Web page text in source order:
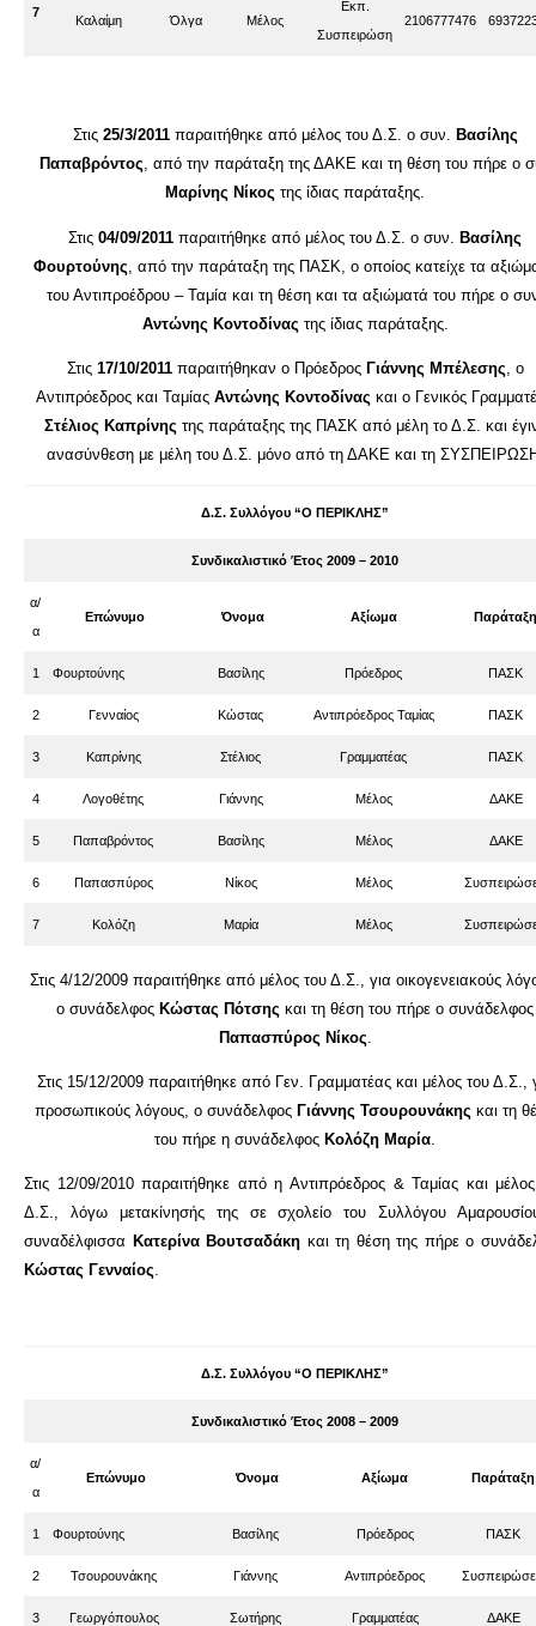
7
Καλαίμη Όλγα Μέλος
Εκπ.
Συσπειρώση
2106777476
Στις 25/3/2011παραιτήθηκε από μέλος του Δ.Σ. ο συν. Βασίλης
Παπαβρόντος, από την παράταξη της ΔΑΚΕ και τη θέση του πήρε ο
Μαρίνης Νίκος της ίδιας παράταξης.
Στις 04/09/2011 παραιτήθηκε από μέλος του Δ.Σ. ο συν. Βασίλης
Φουρτούνης , από την παράταξη της ΠΑΣΚ, ο οποίος κατείχε τα
του Αντιπροέδρου – Ταμία και τη θέση και τα αξιώματά του πήρε ο
Αντώνης Κοντοδίνας της ίδιας παράταξης.
Στις 17/10/2011παραιτήθηκαν ο Πρόεδρος Γιάννης Μπέλεσης , ο
Αντιπρόεδρος και Ταμίας Αντώνης Κοντοδίνας και ο Γενικός
Στέλιος Καπρίνης της παράταξης της ΠΑΣΚ από μέλη το Δ.Σ. και
ανασύνθεση με μέλη του Δ.Σ. μόνο από τη ΔΑΚΕ και τη
Δ.Σ. Συλλόγου “Ο ΠΕΡΙΚΛΗΣ”
Συνδικαλιστικό Έτος 2009 – 2010
α/
α
Επώνυμο Όνομα Αξίωμα Παράταξη
1 Φουρτούνης Βασίλης Πρόεδρος ΠΑΣΚ
2 Γενναίος Κώστας Αντιπρόεδρος Ταμίας ΠΑΣΚ
3 Καπρίνης Στέλιος Γραμματέας ΠΑΣΚ
4 Λογοθέτης Γιάννης Μέλος ΔΑΚΕ
5 Παπαβρόντος Βασίλης Μέλος ΔΑΚΕ
6 Παπασπύρος Νίκος Μέλος
7 Κολόζη Μαρία Μέλος
Στις 4/12/2009 παραιτήθηκε από μέλος του Δ.Σ., για οικογενειακούς
ο συνάδελφος Κώστας Πότσης και τη θέση του πήρε ο συνάδελφος
Παπασπύρος Νίκος.
Στις 15/12/2009 παραιτήθηκε από Γεν. Γραμματέας και μέλος του Δ.Σ.,
προσωπικούς λόγους, ο συνάδελφος Γιάννης Τσουρουνάκης και τη
του πήρε η συνάδελφος Κολόζη Μαρία.
Στις 12/09/2010 παραιτήθηκε από η Αντιπρόεδρος & Ταμίας και
Δ.Σ., λόγω μετακίνησής της σε σχολείο του Συλλόγου
συναδέλφισσα Κατερίνα Βουτσαδάκη και τη θέση της πήρε ο
Κώστας Γενναίος.
Δ.Σ. Συλλόγου “Ο ΠΕΡΙΚΛΗΣ”
Συνδικαλιστικό Έτος 2008 – 2009
α/
α
Επώνυμο Όνομα Αξίωμα Παράταξη
1 Φουρτούνης Βασίλης Πρόεδρος ΠΑΣΚ
2 Τσουρουνάκης Γιάννης Αντιπρόεδρος
3 Γεωργόπουλος Σωτήρης Γραμματέας ΔΑΚΕ